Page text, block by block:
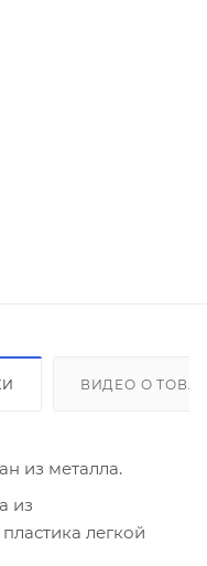
ВИДЕО О
из металла.
из
легкой